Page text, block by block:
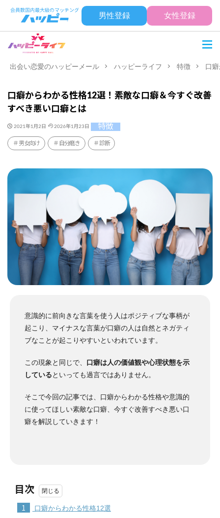
男性登録 女性登録
出会い恋愛のハッピーメール ハッピーライフ 特徴 口
口癖からわかる性格12選！素敵な口癖＆今すぐ改善
すべき悪い口癖とは
2021年1月2日 2026年1月23日 特徴
男女向け 自分磨き 診断
意識的に前向きな言葉を使う人はポジティブな事柄が
起こり、マイナスな言葉が口癖の人は自然とネガティ
ブなことが起こりやすいといわれています。
この現象と同じで、 口癖は人の価値観や心理状態を示
しているといっても過言ではありません。
そこで今回の記事では、口癖からわかる性格や意識的
に使ってほしい素敵な口癖、今すぐ改善すべき悪い口
癖を解説していきます！
目次
1 口癖からわかる性格12選